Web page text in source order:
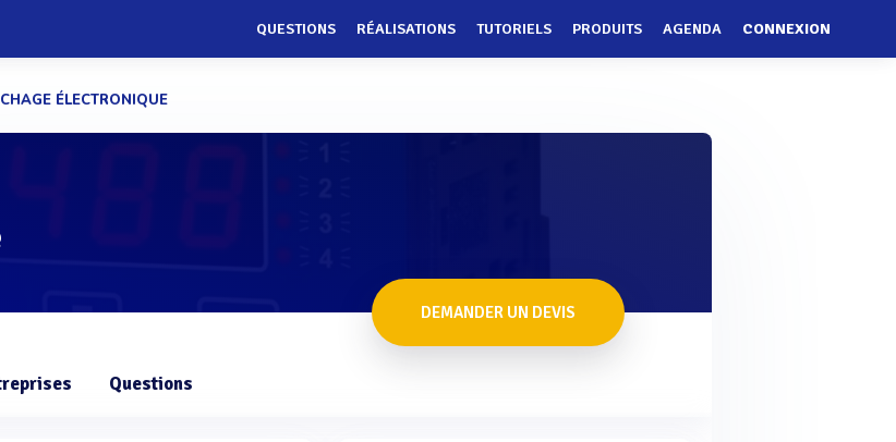
QUESTIONS RÉALISATIONS TUTORIELS PRODUITS AGENDA CONNEXION
ÉLECTRONIQUE
DEMANDER UN DEVIS
Questions